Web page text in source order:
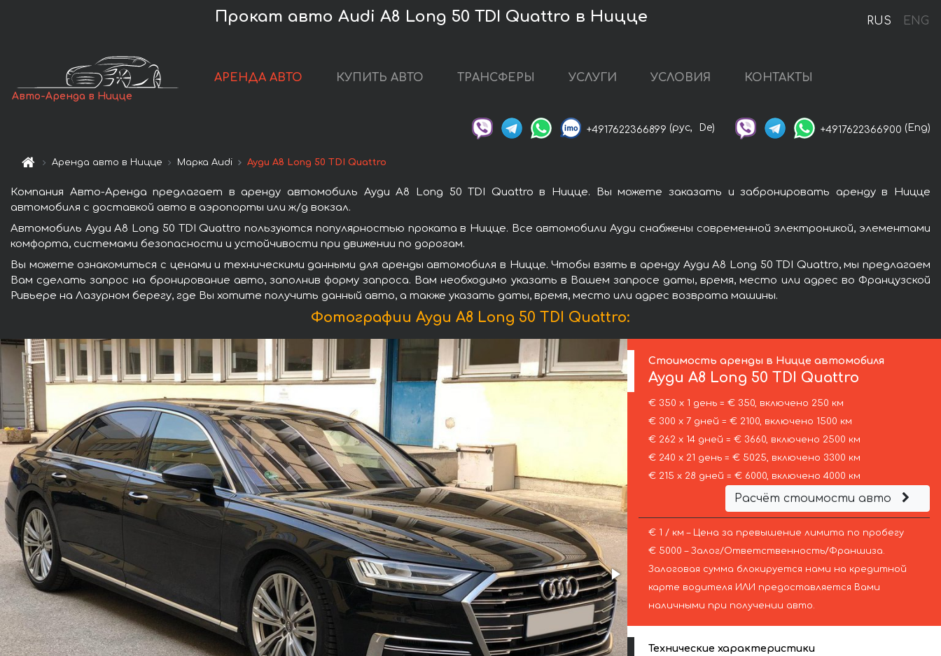
RUS ENG
Прокат авто Audi A8 Long 50 TDI Quattro в Ницце
Авто-Аренда в Ницце
АРЕНДА АВТО КУПИТЬ АВТО ТРАНСФЕРЫ УСЛУГИ УСЛОВИЯ КОНТАКТЫ
+4917622366899 (рус, De) +4917622366900 (Eng)
Аренда авто в Ницце Марка Audi Ауди A8 Long 50 TDI Quattro
Компания Авто-Аренда предлагает в аренду автомобиль Ауди A8 Long 50 TDI Quattro в Ницце. Вы можете заказать и забронировать аренду в Ницце
автомобиля с доставкой авто в аэропорты или ж/д вокзал.
Автомобиль Ауди A8 Long 50 TDI Quattro пользуются популярностью проката в Ницце. Все автомобили Ауди снабжены современной электроникой, элементами
комфорта, системами безопасности и устойчивости при движении по дорогам.
Вы можете ознакомиться с ценами и техническими данными для аренды автомобиля в Ницце. Чтобы взять в аренду Ауди A8 Long 50 TDI Quattro, мы предлагаем
Вам сделать запрос на бронирование авто, заполнив форму запроса. Вам необходимо указать в Вашем запросе даты, время, место или адрес во Французской
Ривьере на Лазурном берегу, где Вы хотите получить данный авто, а также указать даты, время, место или адрес возврата машины.
Фотографии Ауди A8 Long 50 TDI Quattro:
Стоимость аренды в Ницце автомобиля
Ауди A8 Long 50 TDI Quattro
€ 350 х 1 день = € 350, включено 250 км
€ 300 х 7 дней = € 2100, включено 1500 км
€ 262 х 14 дней = € 3660, включено 2500 км
€ 240 х 21 день = € 5025, включено 3300 км
€ 215 х 28 дней = € 6000, включено 4000 км
Расчёт стоимости авто
€ 1 / км – Цена за превышение лимита по пробегу
€ 5000 – Залог/Ответственность/Франшиза.
Залоговая сумма блокируется нами на кредитной
карте водителя ИЛИ предоставляется Вами
наличными при получении авто.
Технические характеристики